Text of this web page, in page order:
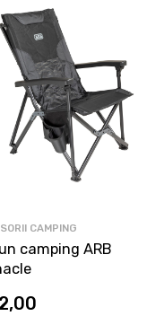
CAMPING
camping ARB